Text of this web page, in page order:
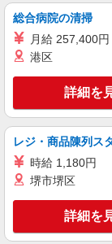
キープ
派遣社員
株式会社テクノ・
総合病院の清掃
月給 257,400円
港区
詳細を
レジ・商品陳列ス
時給 1,180円
堺市堺区
詳細を